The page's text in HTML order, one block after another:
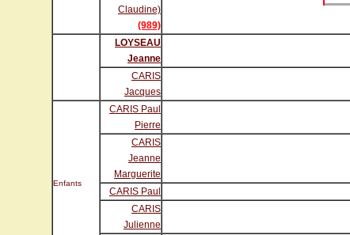
Claudine)
(989)
LOYSEAU
Jeanne
CARIS
Jacques
Enfants
CARIS Paul
Pierre
CARIS
Jeanne
Marguerite
CARIS Paul
CARIS
Julienne